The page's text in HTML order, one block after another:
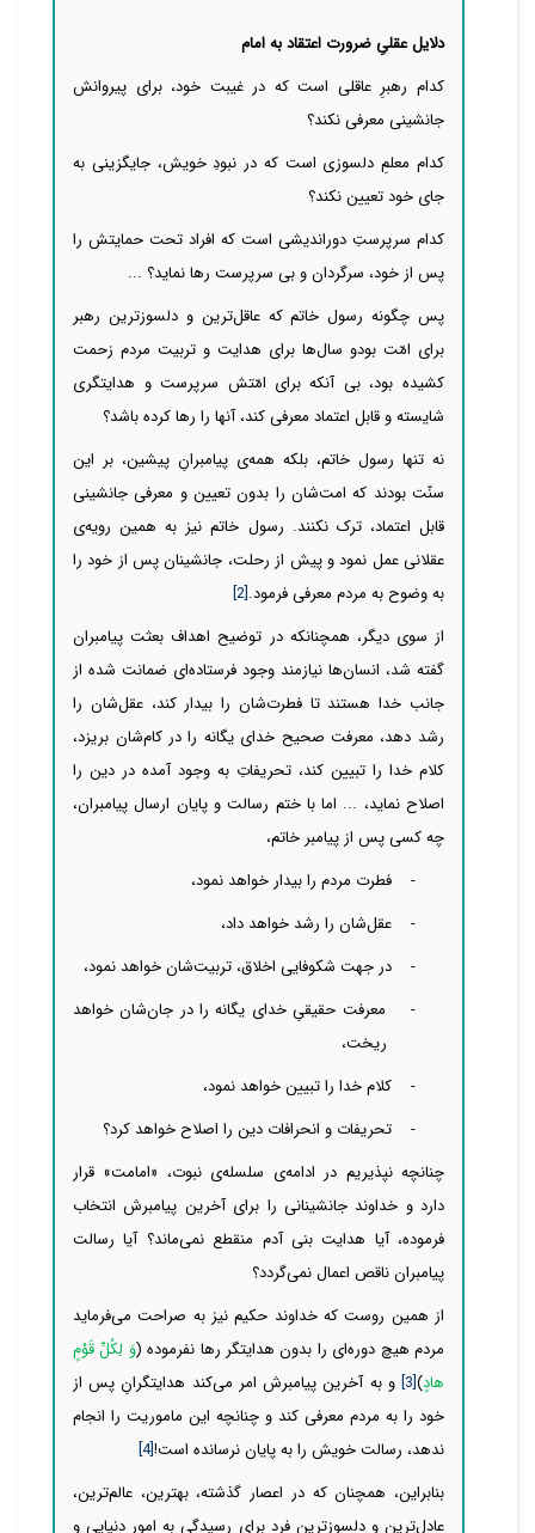
دلایل عقلیِ ضرورت اعتقاد به امام
کدام رهبرِ عاقلی است که در غیبت خود، برای پیروانش
جانشینی معرفی نکند؟
کدام معلمِ دلسوزی است که در نبودِ خویش، جایگزینی به
جای خود تعیین نکند؟
کدام سرپرستِ دوراندیشی است که افراد تحت حمایتش را
پس از خود، سرگردان و بی سرپرست رها نماید؟ ...
پس چگونه رسول خاتم که عاقل‌‌‌‌‌‌‌‌ترین و دلسوزترین رهبر
برای امّت بودو سال‌‌ها برای هدایت و تربیت مردم زحمت
کشیده بود، بی آنکه برای امّتش سرپرست و هدایتگری
شایسته و قابل اعتماد معرفی کند، آنها را رها کرده باشد؟
نه تنها رسول خاتم، بلکه همه‌ی پیامبرانِ پیشین، بر این
‌‌‌‌‌‌‌‌‌‌‌‌‌‌‌‌‌‌سنّت‌‌ بودند که امت‌‌‌‌‌‌شان را بدون تعیین و معرفی جانشینی
قابل اعتماد، ترک نکنند. رسول خاتم نیز به همین رویه‌ی
عقلانی عمل نمود و پیش از رحلت، جانشینان پس از خود را
به وضوح به مردم معرفی فرمود.[2]
از سوی دیگر، همچنانکه در توضیح اهداف بعثت پیامبران
گفته شد، انسان‌‌ها نیازمند وجود فرستاده‌‌‌‌‌ای ضمانت شده از
جانب خدا هستند تا فطرت‌‌‌‌‌‌شان را بیدار کند، عقل‌‌‌‌‌‌شان را
رشد دهد، معرفت صحیح خدای یگانه را در کام‌‌‌‌‌‌شان بریزد،
کلام خدا را تبیین کند، تحریفاتِ به وجود آمده در دین را
اصلاح نماید، ... اما با ختم رسالت و پایان ارسال پیامبران،
چه کسی پس از پیامبر خاتم،
-
فطرت مردم را بیدار خواهد نمود،
-
عقل‌‌‌‌‌‌شان را رشد خواهد داد،
-
در جهت شکوفایی اخلاق، تربیت‌‌‌‌‌‌شان خواهد نمود،
-
معرفت حقیقیِ خدای یگانه را در جان‌‌‌‌‌‌شان خواهد
ریخت،
-
کلام خدا را تبیین خواهد نمود،
-
تحریفات و انحرافات دین را اصلاح خواهد کرد؟
چنانچه نپذیریم در ادامه‌ی سلسله‌ی نبوت، «امامت» قرار
دارد و خداوند جانشینانی را برای آخرین پیامبرش انتخاب
فرموده، آیا هدایت بنی آدم منقطع نمی‌ماند؟ آیا رسالت
پیامبران ناقص اعمالنمی‌گردد؟
از همین روست که خداوند حکیم نیز به صراحت می‌فرماید
مردم هیچ دوره‌‌‌‌‌ای را بدون هدایتگر رها نفرموده (وَ لِكُلِّ قَوْمٍ
هادٍ)
[3] و به آخرین پیامبرش امر می‌کند هدایتگرانِ پس از
خود را به مردم معرفی کند و چنانچه این ماموریت را انجام
ندهد، رسالت خویش را به پایان نرسانده است![4]
بنابراین، همچنان که در اعصار گذشته، بهترین، عالم‌ترین،
عادل‌‌‌‌‌‌‌‌ترین و دلسوزترین فرد برای رسیدگی به امور دنیایی و